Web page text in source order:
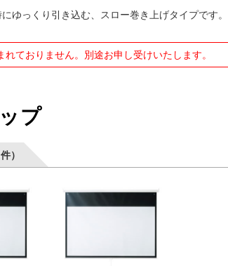
ゆっくり引き込む、スロー巻き上げタイプです。
ておりません。別途お申し受けいたします。
プ
件）